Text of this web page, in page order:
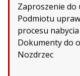
Zaproszenie do
Podmiotu
procesu
Dokumenty do
Nozdrzec